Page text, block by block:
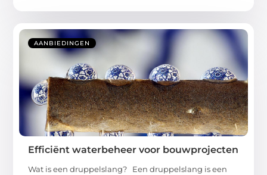
AANBIEDINGEN
Efficiënt waterbeheer voor bouwprojecten
Wat is een druppelslang? Een druppelslang is een